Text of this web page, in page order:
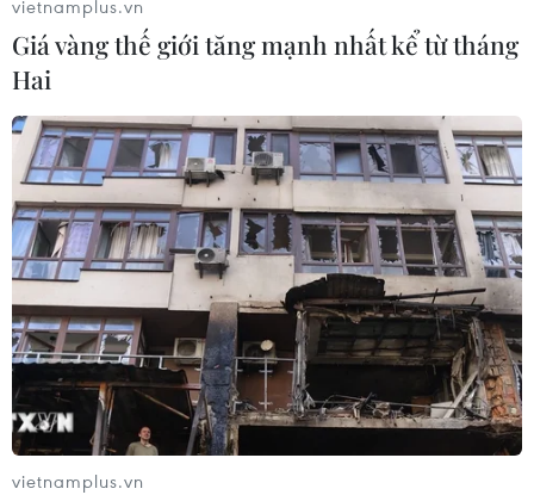
máy xúc có thể xúc được khoảng 30-70 xe ôtô tải
đất sét. Riêng số tiền bán đất sét làm gạch, hai
đối tượng đã thu lợi bất chính gần 2,5 tỷ đồng.
Theo thông tin ban đầu, ước tính, hàng trăm
triệu mét khối đất (đất thó và đất sét trắng) đã bị
các đối tượng trên khai thác đem bán cho các
nhà máy, công ty sản xuất gạch.
Với mỗi xe đất thó, các đối tượng bán với giá 1,5
triệu đồng, còn đất sét trắng được bán với giá
90.000 đồng/m3.
Hiện cơ quan công an đang tiếp tục điều tra mở
rộng./.
vietnamplus.vn
Giá vàng thế giới tăng mạnh nhất kể từ tháng
Hai
vietnamplus.vn